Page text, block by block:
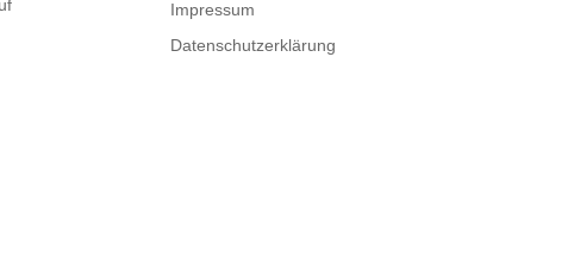
Impressum
Datenschutzerklärung